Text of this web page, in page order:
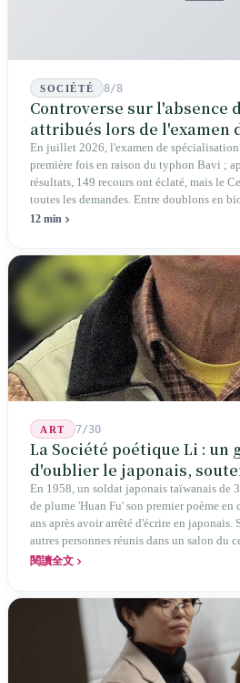
SOCIÉTÉ 8/8
Controverse sur l'absence
attribués lors de l'examen
2026 : une crise
éducative
En juillet 2026, l'examen de spécialisation
première fois en raison du typhon Bavi ;
résultats, 149 recours ont éclaté, mais le
toutes les demandes. Entre doublons en
graphiques en géographie, les autorités
12 min
ART 7/30
La Société poétique Li : un
d'oublier le japonais,
poésie chinoise la plus
En 1958, un soldat japonais taïwanais de
de plume 'Huan Fu' son premier poème en
ans après avoir arrêté d'écrire en
autres personnes réunis dans un salon du
transformaient cette expérience de
jusqu'aux manuels scolaires du collège.
閱讀全文